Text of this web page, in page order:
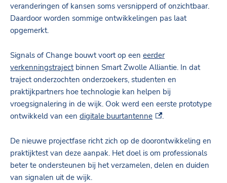
veranderingen of kansen soms versnipperd of onzichtbaar.
Daardoor worden sommige ontwikkelingen pas laat
opgemerkt.
Signals of Change bouwt voort op een eerder
verkenningstrajectbinnen Smart Zwolle Alliantie. In dat
traject onderzochten onderzoekers, studenten en
praktijkpartners hoe technologie kan helpen bij
vroegsignalering in de wijk. Ook werd een eerste prototype
ontwikkeld van een digitale buurtantenne(externe link)
.
De nieuwe projectfase richt zich op de doorontwikkeling en
praktijktest van deze aanpak. Het doel is om professionals
beter te ondersteunen bij het verzamelen, delen en duiden
van signalen uit de wijk.